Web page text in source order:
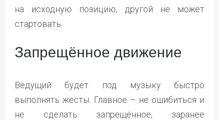
на исходную позицию, другой не может
стартовать.
Запрещённое движение
Ведущий будет под музыку быстро
выполнять жесты. Главное – не ошибиться и
не сделать запрещённое, заранее